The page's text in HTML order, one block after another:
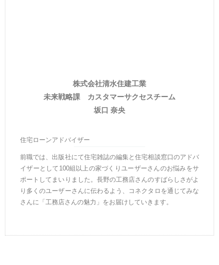
株式会社清水住建工業
未来戦略課 カスタマーサクセスチーム
坂口 奈央
住宅ローンアドバイザー
前職では、出版社にて住宅雑誌の編集と住宅相談窓口のアドバ
イザーとして100組以上の家づくりユーザーさんのお悩みをサ
ポートしてまいりました。長野の工務店さんのすばらしさがよ
り多くのユーザーさんに伝わるよう、コネクタロを通じてみな
さんに「工務店さんの魅力」をお届けしていきます。